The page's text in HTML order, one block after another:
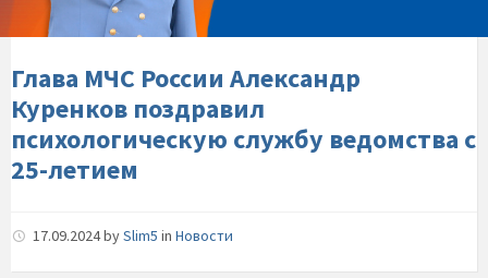
психологическую-
службу-
ведомства-
с-25-
летием
Глава МЧС России Александр
Куренков поздравил
психологическую службу ведомства с
25-летием
17.09.2024bySlim5 in Новости